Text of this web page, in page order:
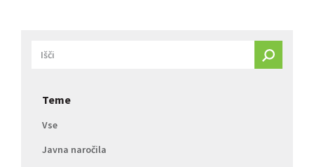
Teme
Vse
Javna naročila